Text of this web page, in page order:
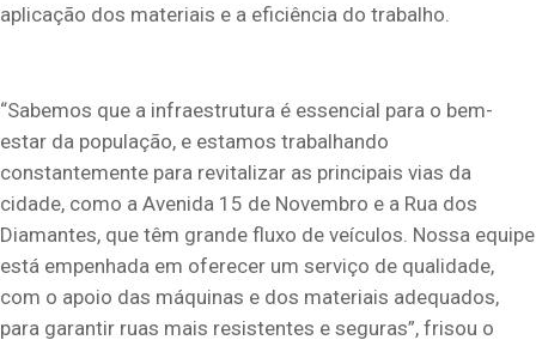
aplicação dos materiais e a eficiência do trabalho.
“Sabemos que a infraestrutura é essencial para o bem-
estar da população, e estamos trabalhando
constantemente para revitalizar as principais vias da
cidade, como a Avenida 15 de Novembro e a Rua dos
Diamantes, que têm grande fluxo de veículos. Nossa equipe
está empenhada em oferecer um serviço de qualidade,
com o apoio das máquinas e dos materiais adequados,
para garantir ruas mais resistentes e seguras”, frisou o